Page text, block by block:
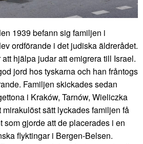
1939 befann sig familjen i
ordförande i det judiska äldrerådet.
hjälpa judar att emigrera till Israel.
jord hos tyskarna och han fråntogs
Familjen skickades sedan
i Kraków, Tarnów, Wieliczka
sätt lyckades familjen få
som gjorde att de placerades i en
flyktingar i Bergen-Belsen.